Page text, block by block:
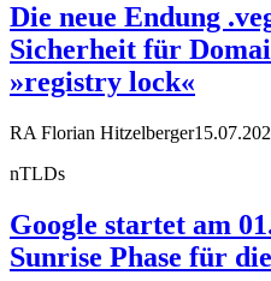
Die neue Endung
Sicherheit für
»registry lock«
RA Florian Hitzelberger
nTLDs
Google startet am
Sunrise Phase für